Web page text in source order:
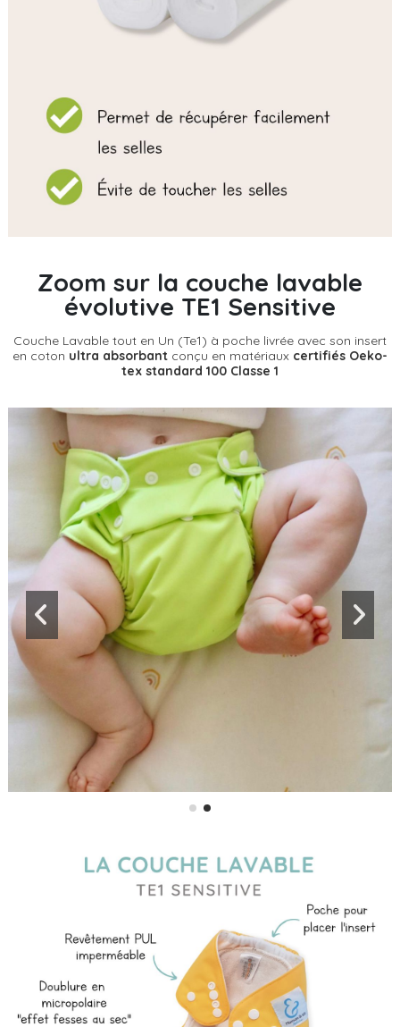
Zoom sur la couche lavable
évolutive TE1 Sensitive
Couche Lavable tout en Un (Te1) à poche livrée avec son insert
en coton ultra absorbant conçu en matériaux certifiés Oeko-
tex standard 100 Classe 1